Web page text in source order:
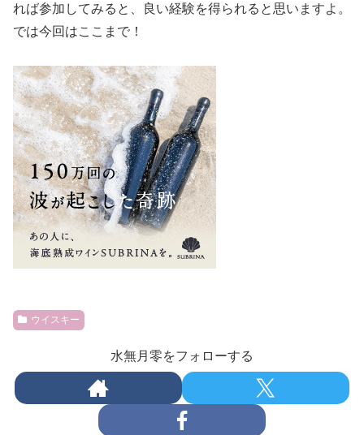
れば参加してみると、良い経験を得られると思いますよ。
では今回はここまで！
ウイスキー
水無月零をフォローする